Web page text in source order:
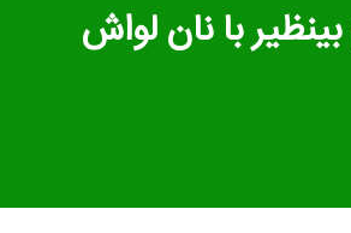
با نان لواش